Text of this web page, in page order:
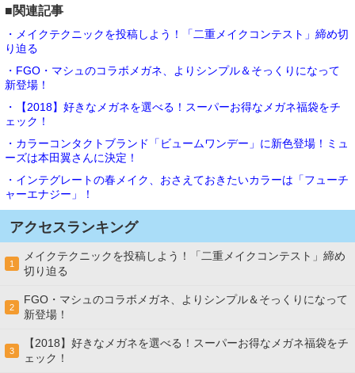
■関連記事
・メイクテクニックを投稿しよう！「二重メイクコンテスト」締め切
り迫る
・FGO・マシュのコラボメガネ、よりシンプル＆そっくりになって
新登場！
・【2018】好きなメガネを選べる！スーパーお得なメガネ福袋をチ
ェック！
・カラーコンタクトブランド「ビュームワンデー」に新色登場！ミュ
ーズは本田翼さんに決定！
・インテグレートの春メイク、おさえておきたいカラーは「フューチ
ャーエナジー」！
アクセスランキング
1
メイクテクニックを投稿しよう！「二重メイクコンテスト」締め
切り迫る
2
FGO・マシュのコラボメガネ、よりシンプル＆そっくりになって
新登場！
3
【2018】好きなメガネを選べる！スーパーお得なメガネ福袋をチ
ェック！